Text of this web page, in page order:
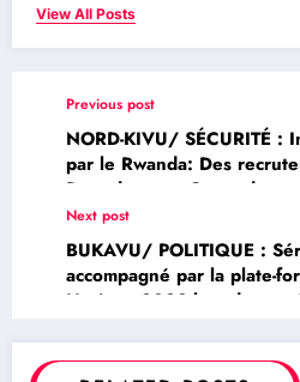
View All Posts
Previous post
NORD-KIVU/ SÉCURITÉ :
par le Rwanda: Des
Rwanda et en Ouganda
balkaniser la RDC
Next post
BUKAVU/ POLITIQUE :
accompagné par la plate-
Horizon 2023 lors de son
installé